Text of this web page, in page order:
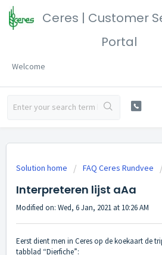
Ceres | Customer
Portal
Welcome
Solution home FAQ Ceres Rundvee
Interpreteren lijst aAa
Modified on: Wed, 6 Jan, 2021 at 10:26 AM
Eerst dient men in Ceres op de koekaart de
tabblad “Dierfiche”: